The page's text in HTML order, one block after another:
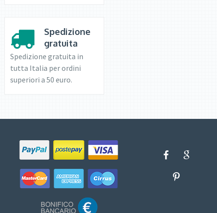
Spedizione
gratuita
Spedizione gratuita in
tutta Italia per ordini
superiori a 50 euro.